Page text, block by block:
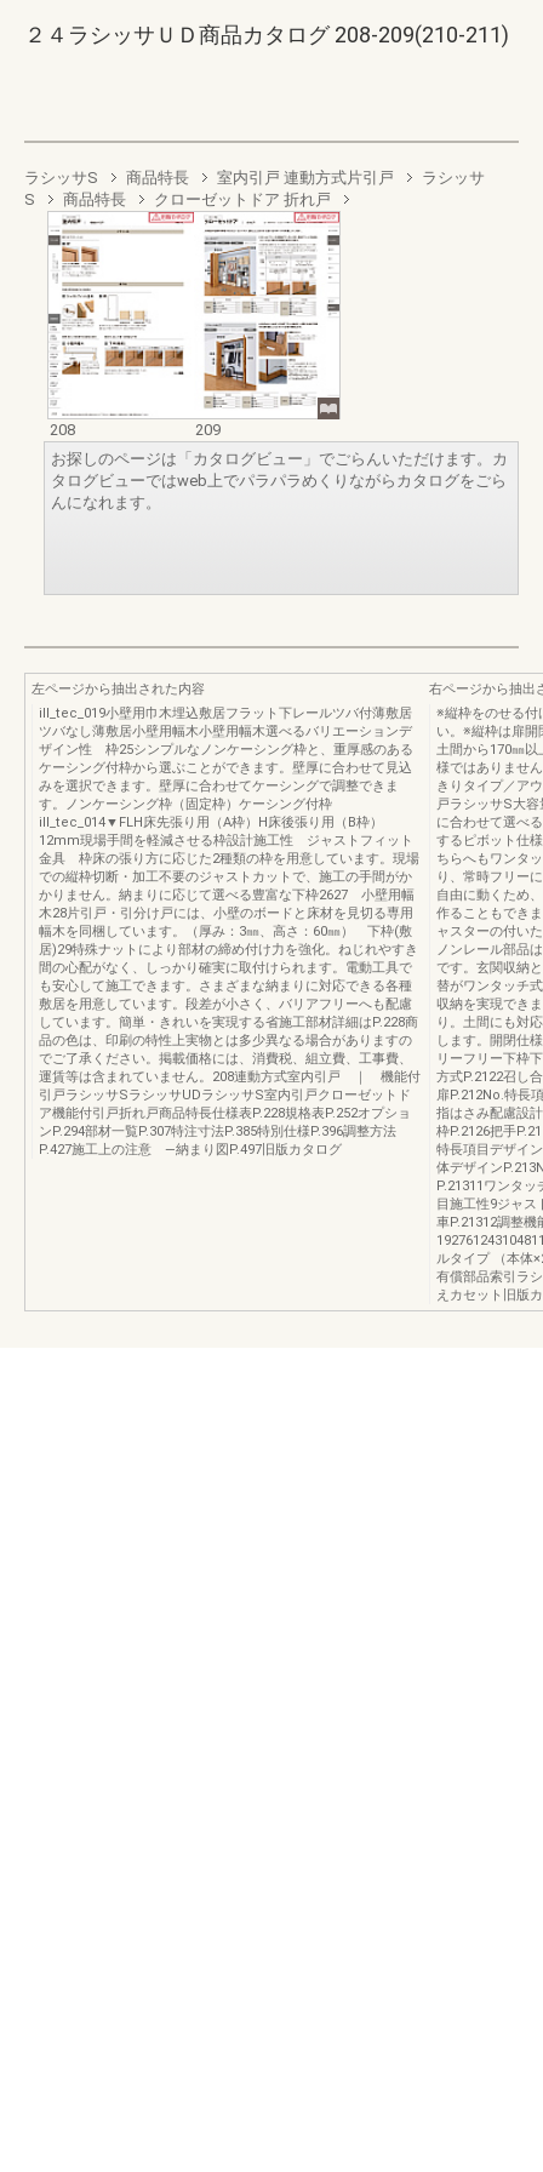
２４ラシッサＵＤ商品カタログ 208-209(210-211)
ラシッサS 商品特長 室内引戸 連動方式片引戸
ラシッサ
S
商品特長 クローゼットドア 折れ戸
208
209
お探しのページは「カタログビュー」でごらんいただけます。カ
タログビューではweb上でパラパラめくりながらカタログをごら
んになれます。
左ページから抽出された内容
ill_tec_019小壁用巾木埋込敷居フラット下レールツバ付薄敷居
ツバなし薄敷居小壁用幅木小壁用幅木選べるバリエーションデ
ザイン性 枠25シンプルなノンケーシング枠と、重厚感のある
ケーシング付枠から選ぶことができます。壁厚に合わせて見込
みを選択できます。壁厚に合わせてケーシングで調整できま
す。ノンケーシング枠（固定枠）ケーシング付枠
ill_tec_014▼FLH床先張り用（A枠）H床後張り用（B枠）
12mm現場手間を軽減させる枠設計施工性 ジャストフィット
金具 枠床の張り方に応じた2種類の枠を用意しています。現場
での縦枠切断・加工不要のジャストカットで、施工の手間がか
かりません。納まりに応じて選べる豊富な下枠2627 小壁用幅
木28片引戸・引分け戸には、小壁のボードと床材を見切る専用
幅木を同梱しています。（厚み：3㎜、高さ：60㎜） 下枠(敷
居)29特殊ナットにより部材の締め付け力を強化。ねじれやすき
間の心配がなく、しっかり確実に取付けられます。電動工具で
も安心して施工できます。さまざまな納まりに対応できる各種
敷居を用意しています。段差が小さく、バリアフリーへも配慮
しています。簡単・きれいを実現する省施工部材詳細はP.228商
品の色は、印刷の特性上実物とは多少異なる場合がありますの
でご了承ください。掲載価格には、消費税、組立費、工事費、
運賃等は含まれていません。208連動方式室内引戸 ｜ 機能付
引戸ラシッサSラシッサUDラシッサS室内引戸クローゼットド
ア機能付引戸折れ戸商品特長仕様表P.228規格表P.252オプショ
ンP.294部材一覧P.307特注寸法P.385特別仕様P.396調整方法
P.427施工上の注意 —納まり図P.497旧版カタログ
右ページから抽出
※縦枠をのせる付
い。※縦枠は扉開
土間から170㎜以
様ではありませ
きりタイプ／ア
戸ラシッサS大
に合わせて選べ
するピボット仕
ちらへもワンタ
り、常時フリー
自由に動くため
作ることもでき
ャスターの付い
ノンレール部品
です。玄関収納
替がワンタッチ
収納を実現でき
り。土間にも対
します。開閉仕
リーフリー下枠
方式P.2122召し
扉P.212No.特長
指はさみ配慮設
枠P.2126把手
特長項目デザイ
体デザイン
P.21311ワンタ
目施工性9ジャス
車P.21312調整機
ルタイプ （本体
有償部品索引ラ
えカセット旧版